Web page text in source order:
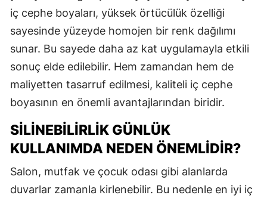
iç cephe boyaları, yüksek örtücülük özelliği
sayesinde yüzeyde homojen bir renk dağılımı
sunar. Bu sayede daha az kat uygulamayla etkili
sonuç elde edilebilir. Hem zamandan hem de
maliyetten tasarruf edilmesi, kaliteli iç cephe
boyasının en önemli avantajlarından biridir.
SILINEBILIRLIK GÜNLÜK
KULLANIMDA NEDEN ÖNEMLIDIR?
Salon, mutfak ve çocuk odası gibi alanlarda
duvarlar zamanla kirlenebilir. Bu nedenle en iyi iç